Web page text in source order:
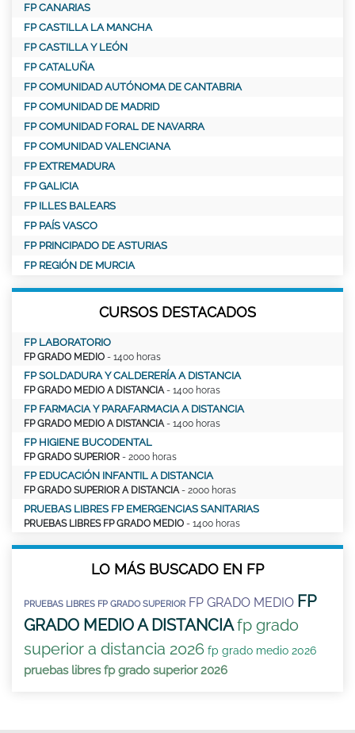
FP CANARIAS
FP CASTILLA LA MANCHA
FP CASTILLA Y LEÓN
FP CATALUÑA
FP COMUNIDAD AUTÓNOMA DE CANTABRIA
FP COMUNIDAD DE MADRID
FP COMUNIDAD FORAL DE NAVARRA
FP COMUNIDAD VALENCIANA
FP EXTREMADURA
FP GALICIA
FP ILLES BALEARS
FP PAÍS VASCO
FP PRINCIPADO DE ASTURIAS
FP REGIÓN DE MURCIA
CURSOS DESTACADOS
FP LABORATORIO
FP GRADO MEDIO - 1400 horas
FP SOLDADURA Y CALDERERÍA A DISTANCIA
FP GRADO MEDIO A DISTANCIA - 1400 horas
FP FARMACIA Y PARAFARMACIA A DISTANCIA
FP GRADO MEDIO A DISTANCIA - 1400 horas
FP HIGIENE BUCODENTAL
FP GRADO SUPERIOR - 2000 horas
FP EDUCACIÓN INFANTIL A DISTANCIA
FP GRADO SUPERIOR A DISTANCIA - 2000 horas
PRUEBAS LIBRES FP EMERGENCIAS SANITARIAS
PRUEBAS LIBRES FP GRADO MEDIO - 1400 horas
LO MÁS BUSCADO EN FP
PRUEBAS LIBRES FP GRADO SUPERIOR FP GRADO MEDIO FP
GRADO MEDIO A DISTANCIAfp grado
superior a distancia 2026 fp grado medio 2026
pruebas libres fp grado superior 2026